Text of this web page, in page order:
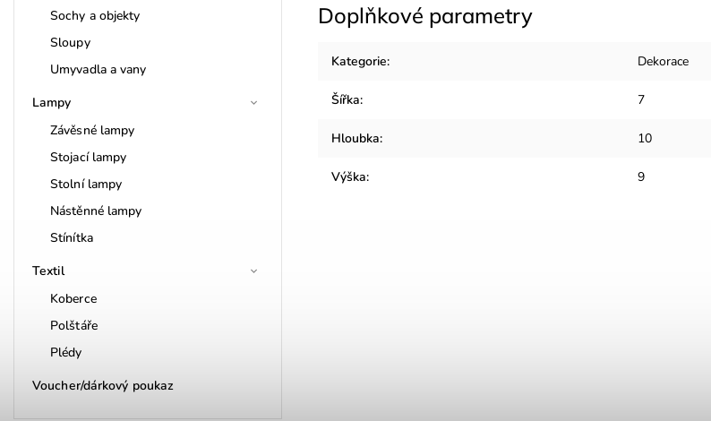
Sochy a objekty
Sloupy
Umyvadla a vany
Lampy
Závěsné lampy
Stojací lampy
Stolní lampy
Nástěnné lampy
Stínítka
Textil
Koberce
Polštáře
Plédy
Voucher/dárkový poukaz
Doplňkové parametry
Kategorie: Dekorace
Šířka: 7
Hloubka: 10
Výška: 9